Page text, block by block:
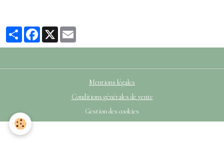
PartagerFacebook
X
Mentions légales
Conditions générales de vente
Gestion des cookies